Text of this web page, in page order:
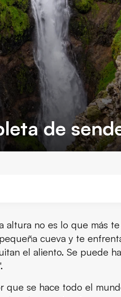
de
altura no es lo que más te
cueva y te
el aliento. Se puede
que se hace todo el